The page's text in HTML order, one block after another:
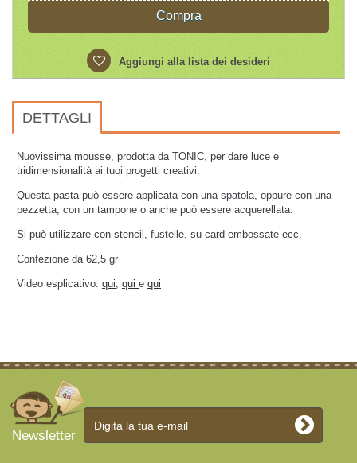
Compra
Aggiungi alla lista dei desideri
DETTAGLI
Nuovissima mousse, prodotta da TONIC, per dare luce e
tridimensionalità ai tuoi progetti creativi.
Questa pasta può essere applicata con una spatola, oppure con una
pezzetta, con un tampone o anche può essere acquerellata.
Si può utilizzare con stencil, fustelle, su card embossate ecc.
Confezione da 62,5 gr
Video esplicativo: qui, qui e qui
Newsletter